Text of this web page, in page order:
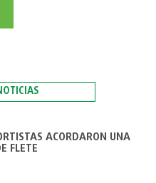
ACORDARON UNA
FLETE